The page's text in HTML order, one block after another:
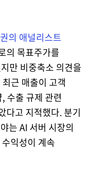
의 애널리스트
의 목표주가를
만 비중축소 의견을
근 매출이 고객
수출 규제 관련
다고 지적했다. 분기
는 AI 서버 시장의
익성이 계속